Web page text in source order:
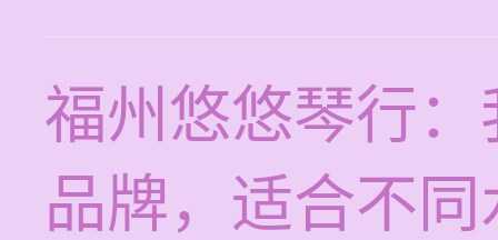
福州悠悠琴行
品牌，适合不